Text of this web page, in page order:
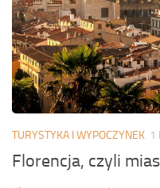
TURYSTYKA I WYPOCZYNEK 1
Florencja, czyli